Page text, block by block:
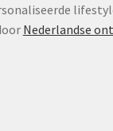
Nederlandse